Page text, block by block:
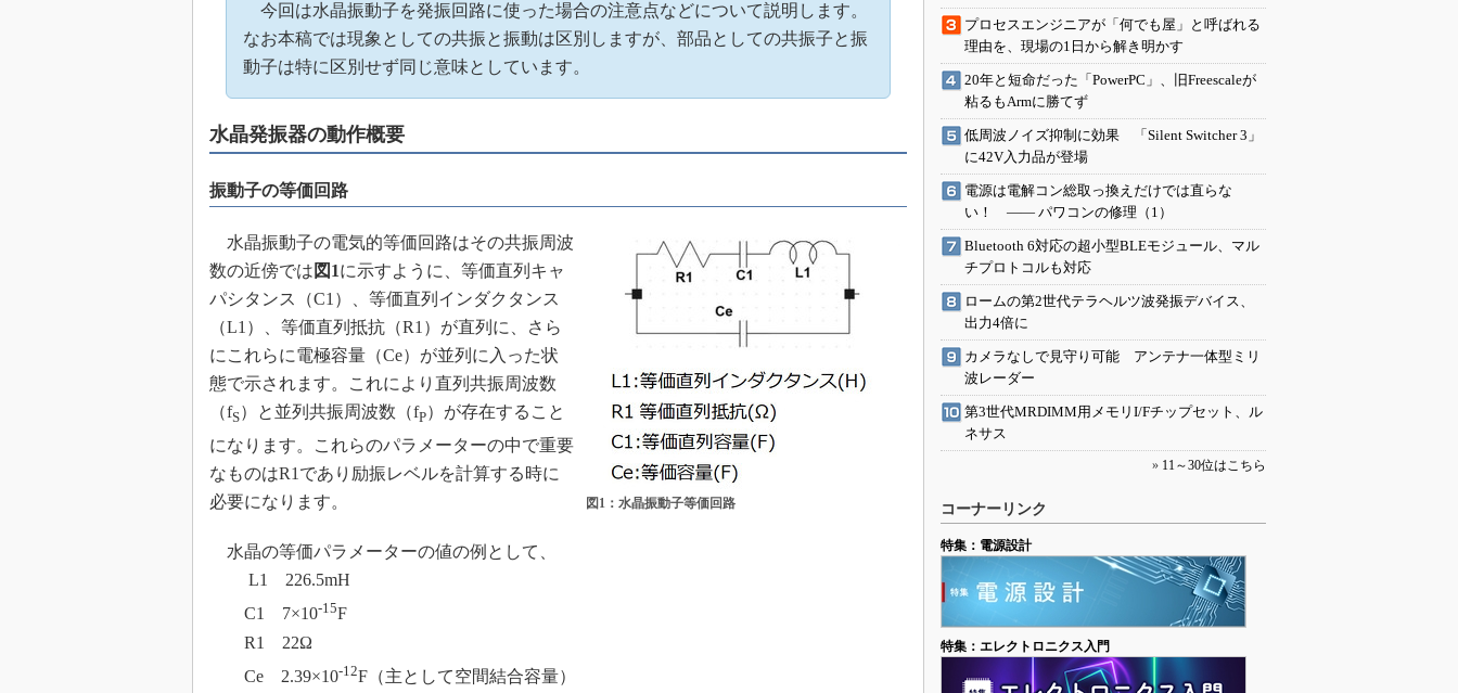
USB Type-Cの登場で評価試験はど
う変わる？
IoT時代の無線規格を知る【Thread
IoT時代の無線規格を知る【Z-Wave
編】
今回は水晶振動子を発振回路に使った場合の注意点などについて説明します。
なお本稿では現象としての共振と振動は区別しますが、部品としての共振子と振
動子は特に区別せず同じ意味としています。
水晶発振器の動作概要
振動子の等価回路
図1：水晶振動子等価回路
水晶振動子の電気的等価回路はその共振周波
数の近傍では 図1に示すように、等価直列キャ
パシタンス（C1）、等価直列インダクタンス
（L1）、等価直列抵抗（R1）が直列に、さら
にこれらに電極容量（Ce）が並列に入った状
態で示されます。これにより直列共振周波数
（fS）と並列共振周波数（fP）が存在すること
になります。これらのパラメーターの中で重要
なものはR1であり励振レベルを計算する時に
必要になります。
水晶の等価パラメーターの値の例として、
L1 226.5mH
C1 7×10-15F
R1 22Ω
Ce 2.39×10-12F（主として空間結合容量）
プロセスエンジニアが「何でも屋」と呼ばれる
理由を、現場の1日から解き明かす
20年と短命だった「PowerPC」、旧Freescaleが
粘るもArmに勝てず
低周波ノイズ抑制に効果 「Silent Switcher 3」
に42V入力品が登場
電源は電解コン総取っ換えだけでは直らな
い！ ―― パワコンの修理（1）
Bluetooth 6対応の超小型BLEモジュール、マル
チプロトコルも対応
ロームの第2世代テラヘルツ波発振デバイス、
出力4倍に
カメラなしで見守り可能 アンテナ一体型ミリ
波レーダー
第3世代MRDIMM用メモリI/Fチップセット、ル
ネサス
» 11～30位はこちら
コーナーリンク
特集：電源設計
特集：エレクトロニクス入門